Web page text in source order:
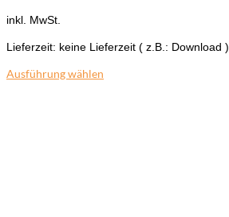
inkl. MwSt.
Lieferzeit: keine Lieferzeit ( z.B.: Download )
Ausführung wählen